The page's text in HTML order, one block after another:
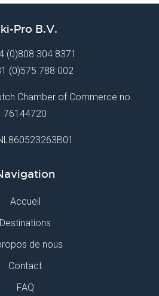
Pro B.V.
(0)808 304 8371
(0)575 788 002
Chamber of Commerce no.
76144720
Accueil
Destinations
de nous
Contact
FAQ